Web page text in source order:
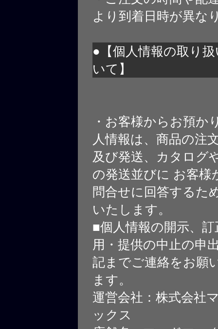
より到着日時が異な
●【個人情報の取り
いて】
・お客様からお預か
人情報は、商品の注
及び発送、カタログ
の発送並びに お客様
問合せに回答するた
いたします。
■個人情報の開示、
用・提供の中止の申
記までご連絡をお願
ます。
運営会社：株式会社
ックス